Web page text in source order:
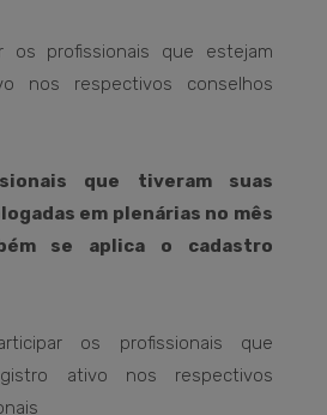
os profissionais que estejam
nos respectivos conselhos
que tiveram suas
em plenárias no mês
se aplica o cadastro
os profissionais que
ativo nos respectivos